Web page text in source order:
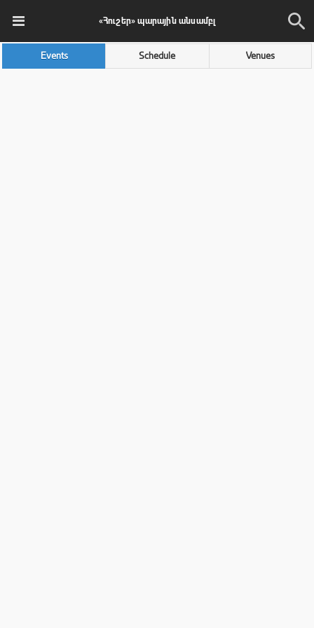
«Հուշեր» պարային անսամբլ
Events Schedule Venues